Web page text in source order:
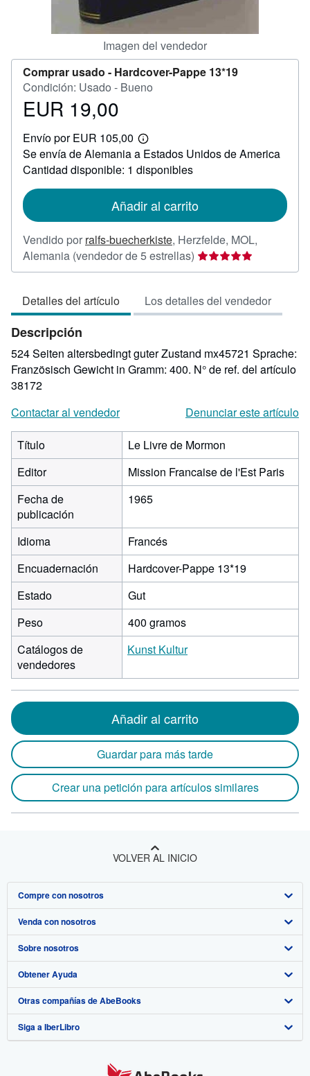
Imagen del vendedor
Comprar usado - Hardcover-Pappe 13*19
Condición: Usado - Bueno
Precio
19,00
EUR 19,00
Envío por EUR 105,00
Más
información
las
envío
Se envía de Alemania a Estados Unidos de America
Cantidad disponible: 1 disponibles
Añadir al carrito
Vendido por ralfs-buecherkiste, Herzfelde, MOL,
Alemania (vendedor de 5 estrellas) Calificación
del
5
de
estrellas
Detalles del artículo Los detalles del vendedor
Descripción
524 Seiten altersbedingt guter Zustand mx45721 Sprache:
Französisch Gewicht in Gramm: 400. N° de ref. del artículo
38172
Contactar al vendedor
Denunciar este artículo
Título
Le Livre de Mormon
Editor
Mission Francaise de l'Est Paris
Fecha de
publicación
1965
Idioma
Francés
Encuadernación
Hardcover-Pappe 13*19
Estado
Gut
Peso
400 gramos
Catálogos de
vendedores
Kunst Kultur
Añadir al carrito
Guardar para más tarde
Crear una petición para artículos similares
VOLVER AL INICIO
Compre con nosotros
Búsqueda avanzada
Colecciones
Mi cuenta
Mis pedidos
Ver carrito
Venda con nosotros
Comenzar a vender
Únase a nuestro programa de afiliados
Recomiende un vendedor
Sobre nosotros
Sobre IberLibro
Medios
Empleo
Obtener Ayuda
Preguntas frecuentes y guías
Atención al Cliente
Otras compañías de AbeBooks
AbeBooks.com
Siga a IberLibro